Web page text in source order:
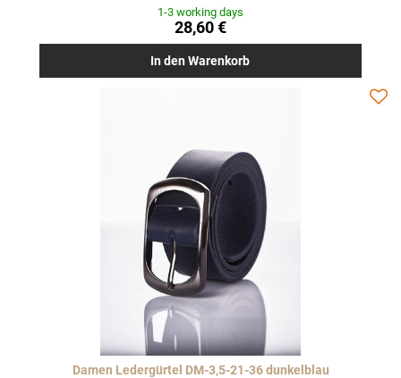
1-3 working days
28,60 €
In den Warenkorb
Damen Ledergürtel DM-3,5-21-36 dunkelblau